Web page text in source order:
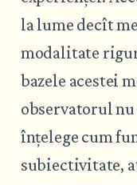
la lume decît
modalitate
bazele acestei
observatorul nu
înțelege cum
subiectivitate,